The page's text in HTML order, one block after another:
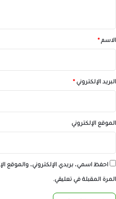
*الاسم*
البريد الإلكتروني*
الموقع الإلكتروني
احفظ اسمي، بريدي الإلكتروني، والموقع
المرة المقبلة في تعليقي.